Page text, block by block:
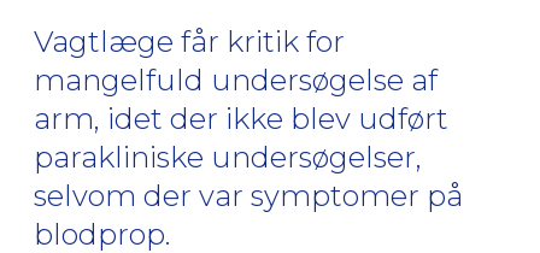
Vagtlæge får kritik for
mangelfuld undersøgelse af
arm, idet der ikke blev udført
parakliniske undersøgelser,
selvom der var symptomer på
blodprop.